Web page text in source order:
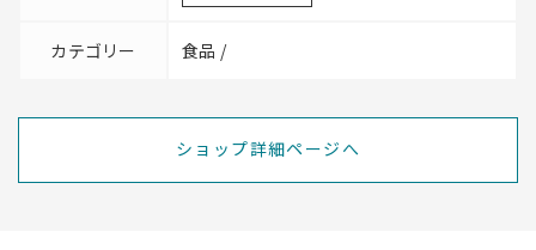
カテゴリー 食品 /
ショップ詳細ページへ